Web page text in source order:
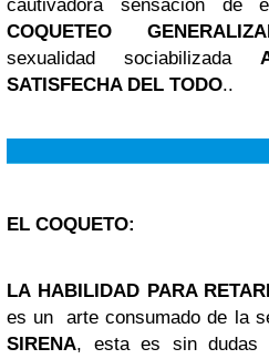
cautivadora sensación de
COQUETEO
sexualidad sociabilizada
SATISFECHA DEL TODO..
EL COQUETO:
LA HABILIDAD PARA
es un arte consumado de la
SIRENA, esta es sin dudas